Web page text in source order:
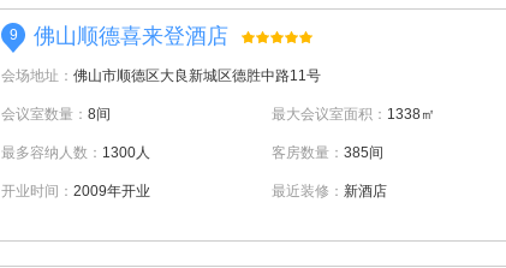
9 佛山顺德喜来登酒店
会场地址： 佛山市顺德区大良新城区德胜中路11号
会议室数量： 8间 最大会议室面积： 1338㎡
最多容纳人数： 1300人 客房数量： 385间
开业时间： 2009年开业 最近装修： 新酒店